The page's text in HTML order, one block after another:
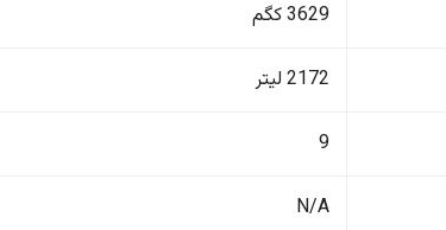
3629 کگم
2172 لیتر
9
N/A